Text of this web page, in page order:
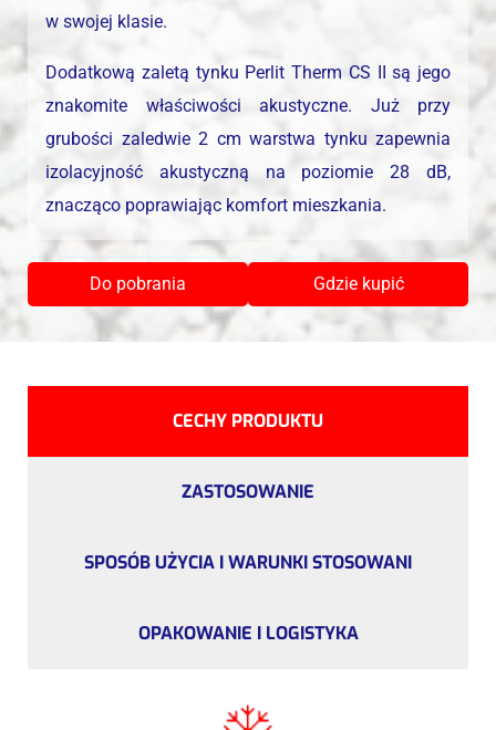
w swojej klasie.
Dodatkową zaletą tynku Perlit Therm CS II są jego
znakomite właściwości akustyczne. Już przy
grubości zaledwie 2 cm warstwa tynku zapewnia
izolacyjność akustyczną na poziomie 28 dB,
znacząco poprawiając komfort mieszkania.
Do pobrania Gdzie kupić
CECHY PRODUKTU
ZASTOSOWANIE
SPOSÓB UŻYCIA I WARUNKI STOSOWANI
OPAKOWANIE I LOGISTYKA